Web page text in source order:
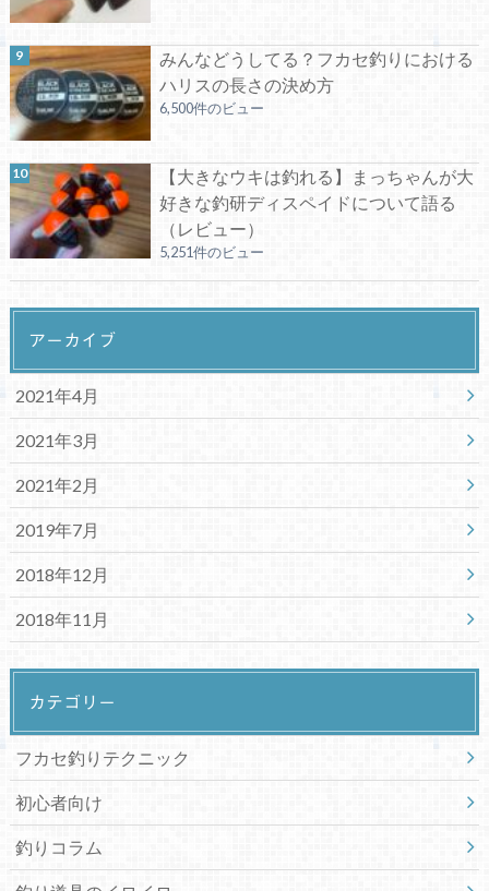
みんなどうしてる？フカセ釣りにおける
ハリスの長さの決め方
6,500件のビュー
【大きなウキは釣れる】まっちゃんが大
好きな釣研ディスペイドについて語る
（レビュー）
5,251件のビュー
アーカイブ
2021年4月
2021年3月
2021年2月
2019年7月
2018年12月
2018年11月
カテゴリー
フカセ釣りテクニック
初心者向け
釣りコラム